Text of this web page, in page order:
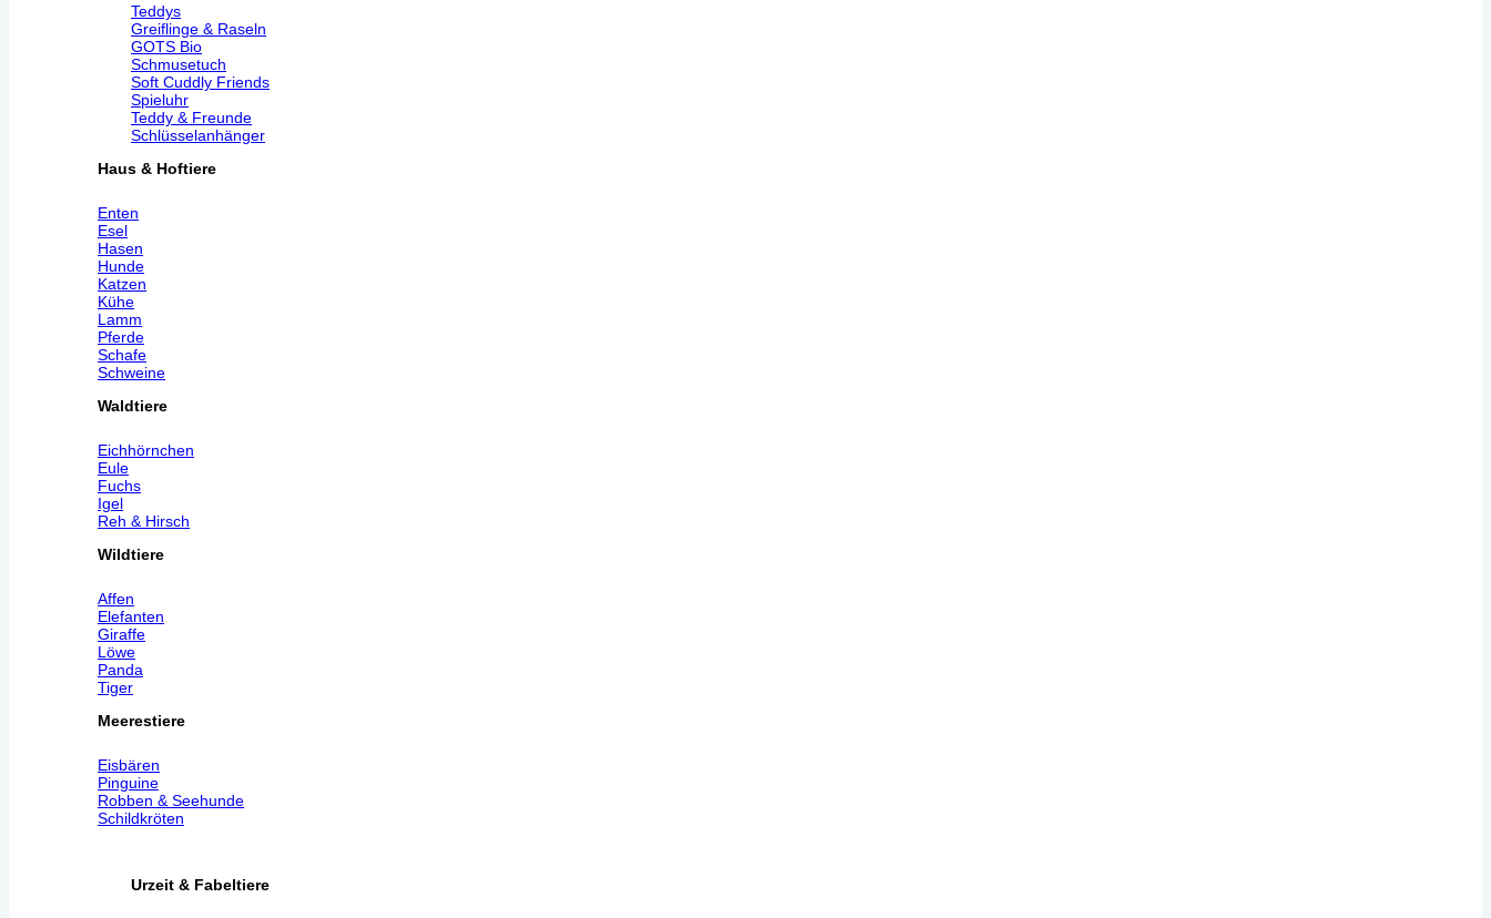
Teddys
Greiflinge & Raseln
GOTS Bio
Schmusetuch
Soft Cuddly Friends
Spieluhr
Teddy & Freunde
Schlüsselanhänger
Haus & Hoftiere
Enten
Esel
Hasen
Hunde
Katzen
Kühe
Lamm
Pferde
Schafe
Schweine
Waldtiere
Eichhörnchen
Eule
Fuchs
Igel
Reh & Hirsch
Wildtiere
Affen
Elefanten
Giraffe
Löwe
Panda
Tiger
Meerestiere
Eisbären
Pinguine
Robben & Seehunde
Schildkröten
Urzeit & Fabeltiere